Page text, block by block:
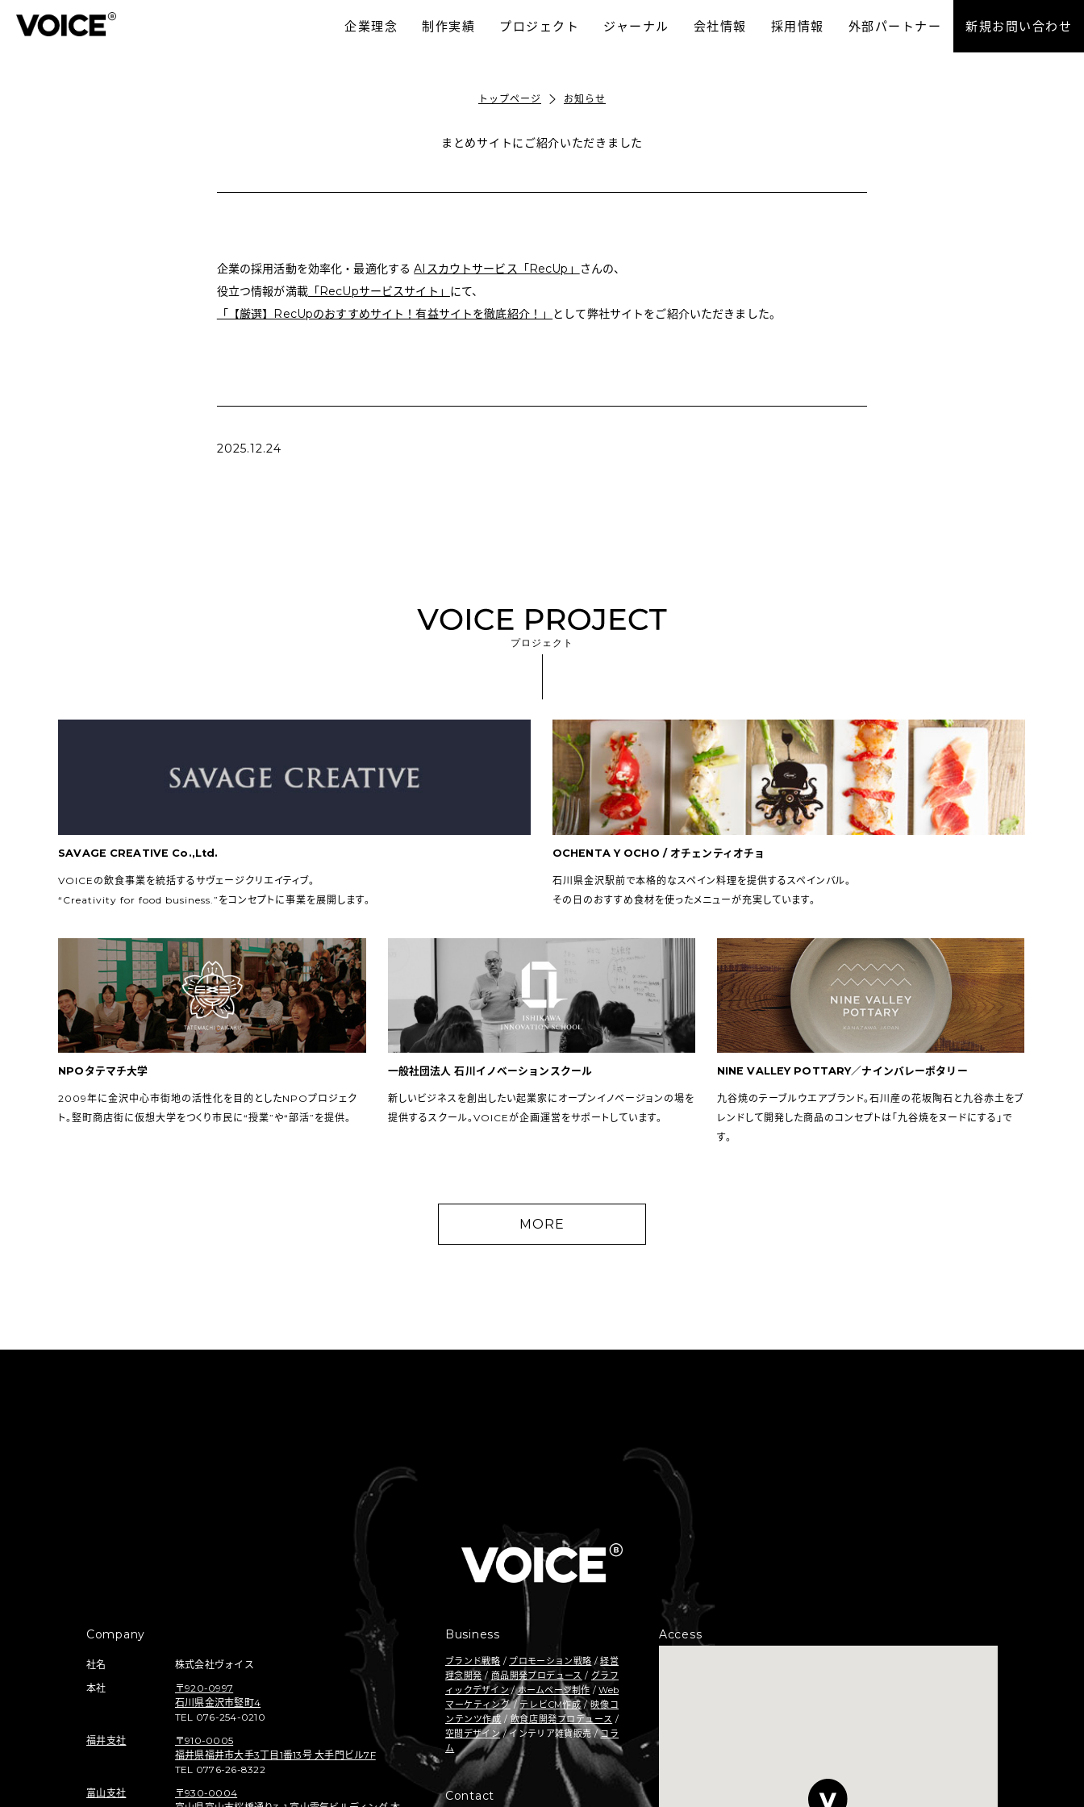
企業理念 制作実績 プロジェクト ジャーナル 会社情報 採用情報 外部パートナー 新規お問い合わせ
トップページ お知らせ
まとめサイトにご紹介いただきました
企業の採用活動を効率化・最適化するAIスカウトサービス「RecUp」
さんの、
役立つ情報が満載「RecUpサービスサイト」 にて、
「【厳選】RecUpのおすすめサイト！有益サイトを徹底紹介！」
として弊社サイトをご紹介いただきました。
2025.12.24
プロジェクト
SAVAGE CREATIVE Co.,Ltd.
VOICEの飲食事業を統括するサヴェージクリエイティブ。
“Creativity for food business.”をコンセプトに事業を展開します。
OCHENTA Y OCHO / オチェンティオチョ
石川県金沢駅前で本格的なスペイン料理を提供するスペインバル。
その日のおすすめ食材を使ったメニューが充実しています。
NPOタテマチ大学
2009年に金沢中心市街地の活性化を目的としたNPOプロジェク
ト。竪町商店街に仮想大学をつくり市民に“授業”や“部活”を提供。
一般社団法人 石川イノベーションスクール
新しいビジネスを創出したい起業家にオープンイノベージョンの場を
提供するスクール。VOICEが企画運営をサポートしています。
NINE VALLEY POTTARY／ナインバレーポタリー
九谷焼のテーブルウエアブランド。石川産の花坂陶石と九谷赤土をブ
レンドして開発した商品のコンセプトは「九谷焼をヌードにする」で
す。
MORE
Company
社名
株式会社ヴォイス
本社
〒920-0997
石川県金沢市竪町4
TEL 076-254-0210
福井支社
〒910-0005
福井県福井市大手3丁目1番13号 大手門ビル7F
TEL 0776-26-8322
富山支社
〒930-0004
Business
ブランド戦略 / プロモーション戦略 /経営
理念開発/ 商品開発プロデュース / グラフ
ィックデザイン/ホームページ制作 /Web
マーケティング/テレビCM作成/映像コ
ンテンツ作成 / 飲食店開発プロデュース /
空間デザイン/ インテリア雑貨販売 /コラ
ム
Contact
Access